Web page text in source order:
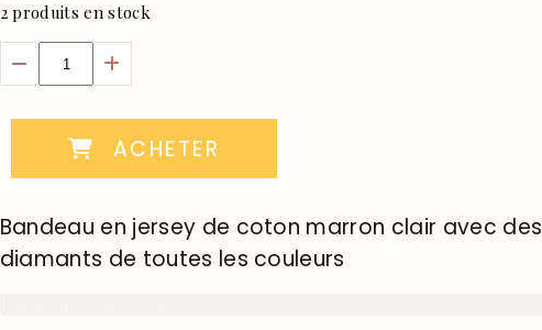
2 produits en stock
ACHETER
Bandeau en jersey de coton marron clair avec des
diamants de toutes les couleurs